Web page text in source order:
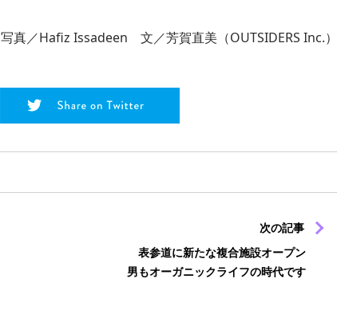
写真／Hafiz Issadeen 文／芳賀直美（OUTSIDERS Inc.）
次の記事
表参道に新たな複合施設オープン
男もオーガニックライフの時代です